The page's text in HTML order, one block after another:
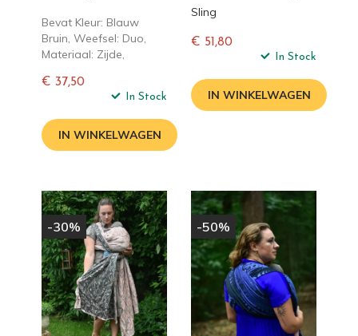
Bevat Kleur: Blauw
Bruin, Weefsel: Duo,
Materiaal: Zijde,
€ 37,50
In Stock
IN WINKELWAGEN
Sling
€ 51,80
In Stock
IN WINKELWAGEN
-30% -50%